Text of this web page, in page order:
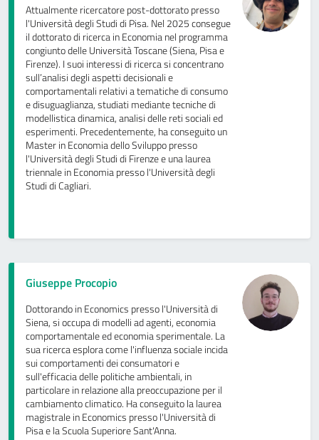
Attualmente ricercatore post-dottorato presso
l'Università degli Studi di Pisa. Nel 2025 consegue
il dottorato di ricerca in Economia nel programma
congiunto delle Università Toscane (Siena, Pisa e
Firenze). I suoi interessi di ricerca si concentrano
sull’analisi degli aspetti decisionali e
comportamentali relativi a tematiche di consumo
e disuguaglianza, studiati mediante tecniche di
modellistica dinamica, analisi delle reti sociali ed
esperimenti. Precedentemente, ha conseguito un
Master in Economia dello Sviluppo presso
l'Università degli Studi di Firenze e una laurea
triennale in Economia presso l'Università degli
Studi di Cagliari.
Giuseppe Procopio
Dottorando in Economics presso l'Università di
Siena, si occupa di modelli ad agenti, economia
comportamentale ed economia sperimentale. La
sua ricerca esplora come l'influenza sociale incida
sui comportamenti dei consumatori e
sull'efficacia delle politiche ambientali, in
particolare in relazione alla preoccupazione per il
cambiamento climatico. Ha conseguito la laurea
magistrale in Economics presso l'Università di
Pisa e la Scuola Superiore Sant'Anna.